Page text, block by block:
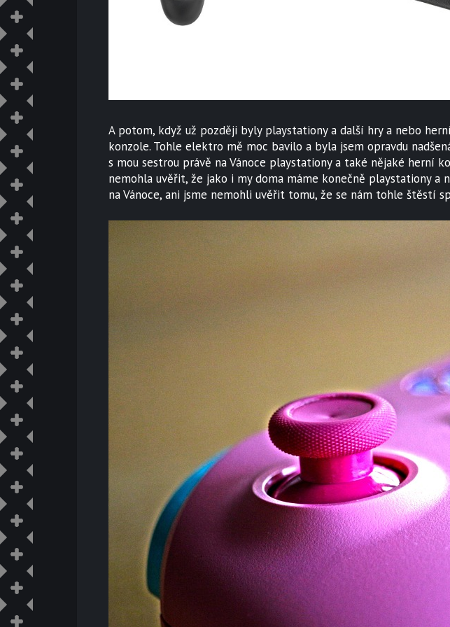
A potom, když už později byly playstationy a další hry a nebo
konzole. Tohle elektro mě moc bavilo a byla jsem opravdu
s mou sestrou právě na Vánoce playstationy a také nějaké herní
nemohla uvěřit, že jako i my doma máme konečně playstationy
na Vánoce, ani jsme nemohli uvěřit tomu, že se nám tohle štěstí